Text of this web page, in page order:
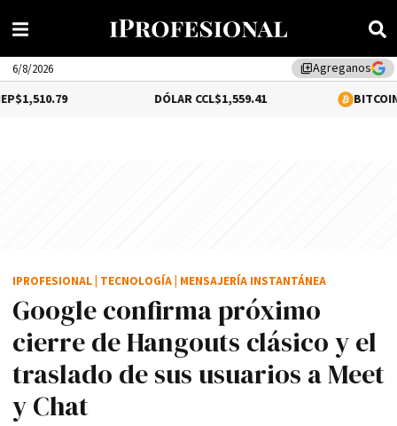
library_addAgreganos
6/8/2026
$1,559.41 BITCOIN-0.02%
Google confirma próximo
cierre de Hangouts clásico y el
traslado de sus usuarios a Meet
y Chat
IPROFESIONAL TECNOLOGÍA MENSAJERÍA INSTANTÁNEA